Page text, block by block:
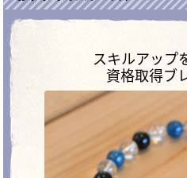
スキルアップ
資格取得ブ